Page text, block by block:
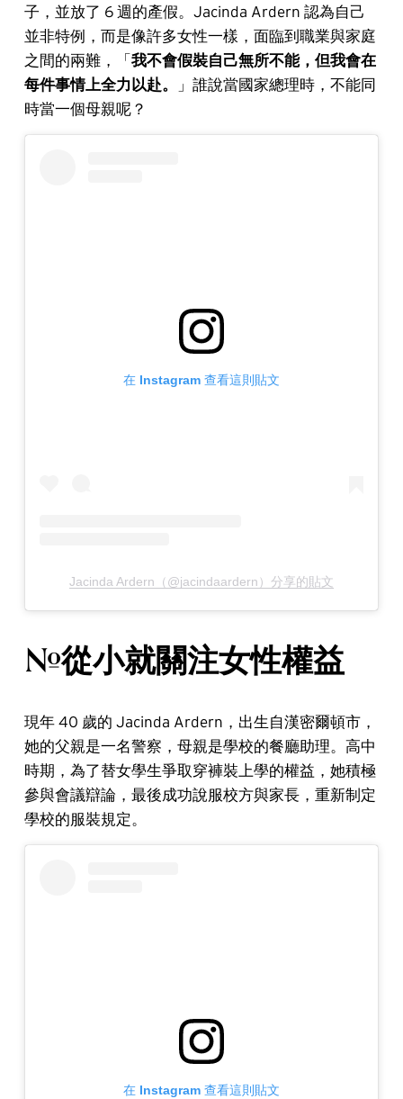
子，並放了 6 週的產假。Jacinda Ardern 認為自己
並非特例，而是像許多女性一樣，面臨到職業與家庭
之間的兩難，「我不會假裝自己無所不能，但我會在
每件事情上全力以赴。
」誰說當國家總理時，不能同
時當一個母親呢？
在 Instagram 查看這則貼文
Jacinda Ardern（@jacindaardern）分享的貼文
#從小就關注女性權益
現年 40 歲的 Jacinda Ardern，出生自漢密爾頓市，
她的父親是一名警察，母親是學校的餐廳助理。高中
時期，為了替女學生爭取穿褲裝上學的權益，她積極
參與會議辯論，最後成功說服校方與家長，重新制定
學校的服裝規定。
在 Instagram 查看這則貼文